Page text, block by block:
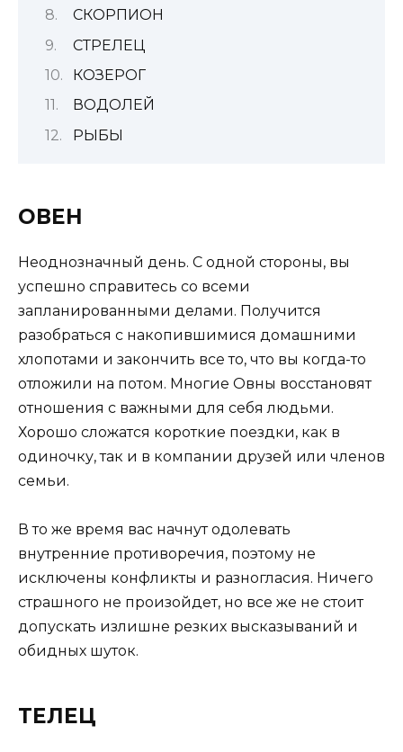
СКОРПИОН
СТРЕЛЕЦ
КОЗЕРОГ
ВОДОЛЕЙ
РЫБЫ
ОВЕН
Неоднозначный день. С одной стороны, вы
успешно справитесь со всеми
запланированными делами. Получится
разобраться с накопившимися домашними
хлопотами и закончить все то, что вы когда-то
отложили на потом. Многие Овны восстановят
отношения с важными для себя людьми.
Хорошо сложатся короткие поездки, как в
одиночку, так и в компании друзей или членов
семьи.
В то же время вас начнут одолевать
внутренние противоречия, поэтому не
исключены конфликты и разногласия. Ничего
страшного не произойдет, но все же не стоит
допускать излишне резких высказываний и
обидных шуток.
ТЕЛЕЦ